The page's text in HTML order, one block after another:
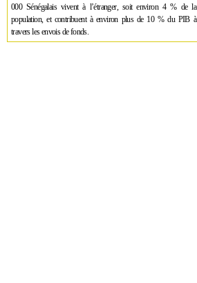
000 Sénégalais vivent à l’étranger, soit environ 4 % de la
population, et contribuent à environ plus de 10 % du PIB à
travers les envois de fonds.